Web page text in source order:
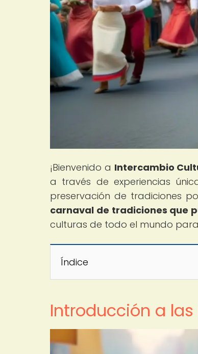
¡Bienvenido a Intercambio
a través de experiencias
preservación de tradiciones
carnaval de tradiciones que
culturas de todo el mundo
Índice
Introducción a las